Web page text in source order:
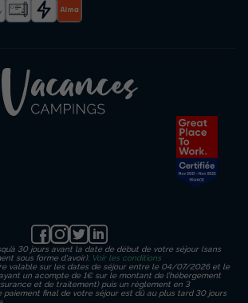
30 jours avant la date de début de votre séjour (sans
sous forme d'avoir). Voir les conditions
valable sur les dates de séjour entre le 04/07/2026 et le
un acompte de 1€ sur le montant de l’hébergement
et de traitement) puis un règlement en 3
paiement final de votre séjour est dû au plus tard 30 jours